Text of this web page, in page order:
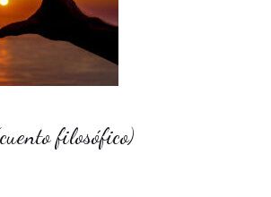
filosófico)